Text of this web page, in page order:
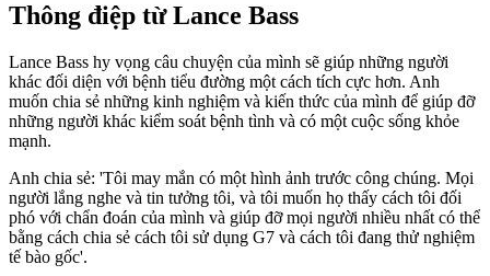
Thông điệp từ Lance Bass
Lance Bass hy vọng câu chuyện của mình sẽ giúp những người
khác đối diện với bệnh tiểu đường một cách tích cực hơn. Anh
muốn chia sẻ những kinh nghiệm và kiến thức của mình để giúp đỡ
những người khác kiểm soát bệnh tình và có một cuộc sống khỏe
mạnh.
Anh chia sẻ: 'Tôi may mắn có một hình ảnh trước công chúng. Mọi
người lắng nghe và tin tưởng tôi, và tôi muốn họ thấy cách tôi đối
phó với chẩn đoán của mình và giúp đỡ mọi người nhiều nhất có thể
bằng cách chia sẻ cách tôi sử dụng G7 và cách tôi đang thử nghiệm
tế bào gốc'.